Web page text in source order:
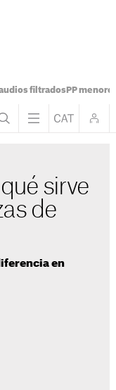
audios filtradosPP
sirve
de
en